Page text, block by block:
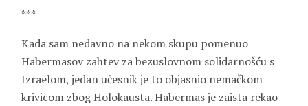
***
Kada sam nedavno na nekom skupu pomenuo
Habermasov zahtev za bezuslovnom solidarnošću s
Izraelom, jedan učesnik je to objasnio nemačkom
krivicom zbog Holokausta. Habermas je zaista rekao